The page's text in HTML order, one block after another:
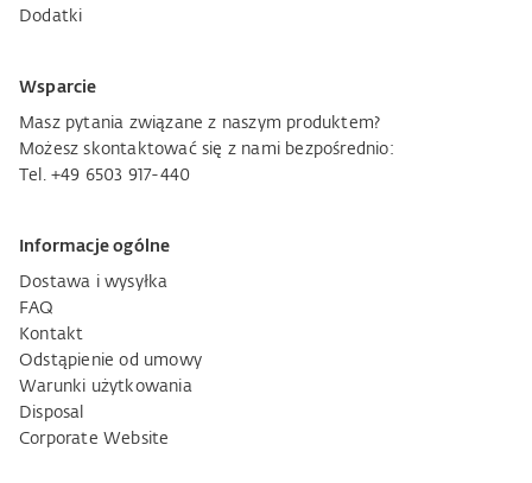
Dodatki
Wsparcie
Masz pytania związane z naszym produktem?
Możesz skontaktować się z nami bezpośrednio:
Tel. +49 6503 917-440
Informacje ogólne
Dostawa i wysyłka
FAQ
Kontakt
Odstąpienie od umowy
Warunki użytkowania
Disposal
Corporate Website